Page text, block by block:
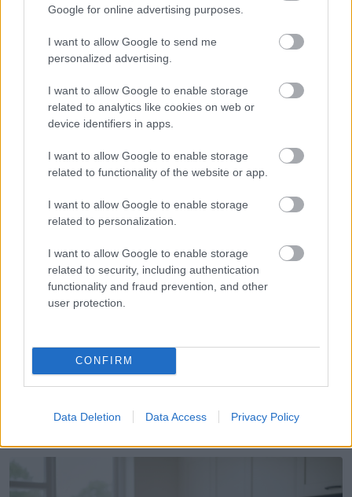
Google for online advertising purposes.
I want to allow Google to send me
personalized advertising.
I want to allow Google to enable storage
related to analytics like cookies on web or
device identifiers in apps.
I want to allow Google to enable storage
related to functionality of the website or app.
I want to allow Google to enable storage
related to personalization.
I want to allow Google to enable storage
related to security, including authentication
functionality and fraud prevention, and other
user protection.
CONFIRM
Data Deletion Data Access Privacy Policy
13. Az apa megpróbált odapirítani anyának, de visszafelé